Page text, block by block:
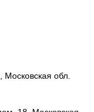
Московская обл.